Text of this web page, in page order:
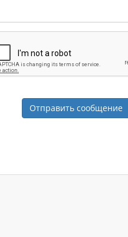
Отправить сообщение